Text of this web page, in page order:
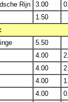
Rijn 3.00
1.50
5.50
4.00
4.00
4.00
4.00